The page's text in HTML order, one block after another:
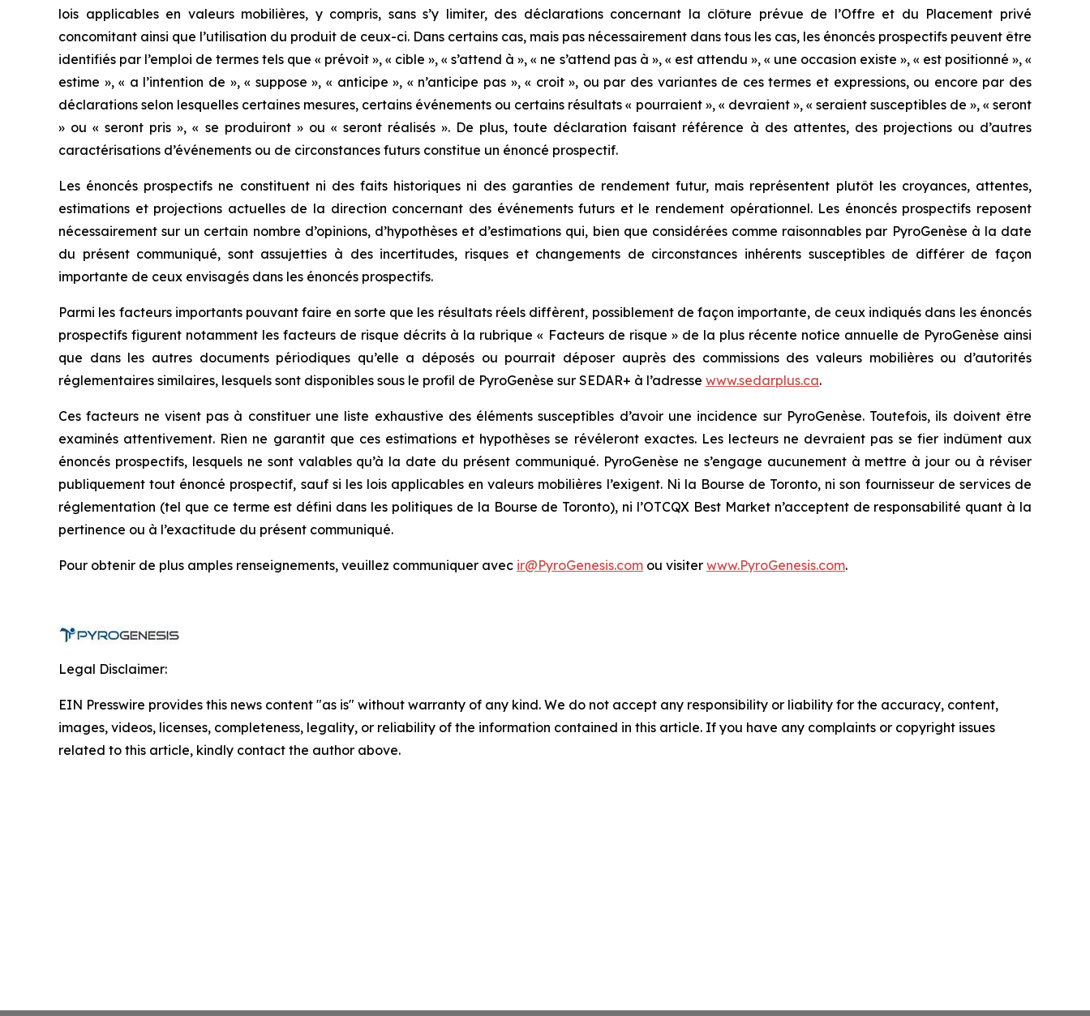
lois applicables en valeurs mobilières, y compris, sans s’y limiter, des déclarations concernant la clôture prévue de l’Offre et du Placement privé
concomitant ainsi que l’utilisation du produit de ceux-ci. Dans certains cas, mais pas nécessairement dans tous les cas, les énoncés prospectifs peuvent être
identifiés par l’emploi de termes tels que « prévoit », « cible », « s’attend à », « ne s’attend pas à », « est attendu », « une occasion existe », « est positionné », «
estime », « a l’intention de », « suppose », « anticipe », « n’anticipe pas », « croit », ou par des variantes de ces termes et expressions, ou encore par des
déclarations selon lesquelles certaines mesures, certains événements ou certains résultats « pourraient », « devraient », « seraient susceptibles de », « seront
» ou « seront pris », « se produiront » ou « seront réalisés ». De plus, toute déclaration faisant référence à des attentes, des projections ou d’autres
caractérisations d’événements ou de circonstances futurs constitue un énoncé prospectif.
Les énoncés prospectifs ne constituent ni des faits historiques ni des garanties de rendement futur, mais représentent plutôt les croyances, attentes,
estimations et projections actuelles de la direction concernant des événements futurs et le rendement opérationnel. Les énoncés prospectifs reposent
nécessairement sur un certain nombre d’opinions, d’hypothèses et d’estimations qui, bien que considérées comme raisonnables par PyroGenèse à la date
du présent communiqué, sont assujetties à des incertitudes, risques et changements de circonstances inhérents susceptibles de différer de façon
importante de ceux envisagés dans les énoncés prospectifs.
Parmi les facteurs importants pouvant faire en sorte que les résultats réels diffèrent, possiblement de façon importante, de ceux indiqués dans les énoncés
prospectifs figurent notamment les facteurs de risque décrits à la rubrique « Facteurs de risque » de la plus récente notice annuelle de PyroGenèse ainsi
que dans les autres documents périodiques qu’elle a déposés ou pourrait déposer auprès des commissions des valeurs mobilières ou d’autorités
réglementaires similaires, lesquels sont disponibles sous le profil de PyroGenèse sur SEDAR+ à l’adresse www.sedarplus.ca.
Ces facteurs ne visent pas à constituer une liste exhaustive des éléments susceptibles d’avoir une incidence sur PyroGenèse. Toutefois, ils doivent être
examinés attentivement. Rien ne garantit que ces estimations et hypothèses se révéleront exactes. Les lecteurs ne devraient pas se fier indûment aux
énoncés prospectifs, lesquels ne sont valables qu’à la date du présent communiqué. PyroGenèse ne s’engage aucunement à mettre à jour ou à réviser
publiquement tout énoncé prospectif, sauf si les lois applicables en valeurs mobilières l’exigent. Ni la Bourse de Toronto, ni son fournisseur de services de
réglementation (tel que ce terme est défini dans les politiques de la Bourse de Toronto), ni l’OTCQX Best Market n’acceptent de responsabilité quant à la
pertinence ou à l’exactitude du présent communiqué.
Pour obtenir de plus amples renseignements, veuillez communiquer avec ir@PyroGenesis.com ou visiter www.PyroGenesis.com.
Legal Disclaimer:
EIN Presswire provides this news content "as is" without warranty of any kind. We do not accept any responsibility or liability for the accuracy, content,
images, videos, licenses, completeness, legality, or reliability of the information contained in this article. If you have any complaints or copyright issues
related to this article, kindly contact the author above.